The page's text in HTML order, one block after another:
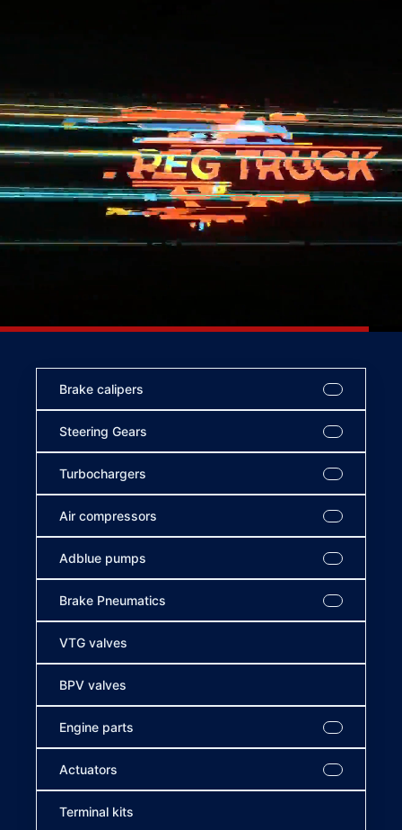
Brake calipers
Steering Gears
Turbochargers
Air compressors
Adblue pumps
Brake Pneumatics
VTG valves
BPV valves
Engine parts
Actuators
Terminal kits